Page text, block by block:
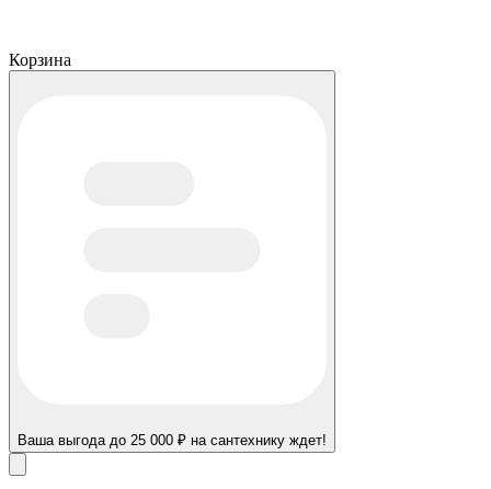
Корзина
Ваша выгода до 25 000 ₽ на сантехнику ждет!